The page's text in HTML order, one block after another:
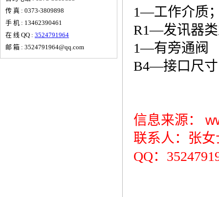
传 真 : 0373-3809898
手 机 : 13462390461
在 线 QQ : 3524791964
邮 箱 : 3524791964@qq.com
1—工作介质
R1—发讯器
1—有旁通阀
B4—接口尺寸
信息来源：
联系人：张女
QQ：